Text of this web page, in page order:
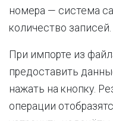
номера — система
количество записей.
При импорте из
предоставить
нажать на кнопку.
операции